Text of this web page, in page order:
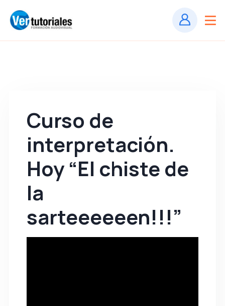
Curso de
interpretación.
Hoy “El chiste de
la
sarteeeeeen!!!”